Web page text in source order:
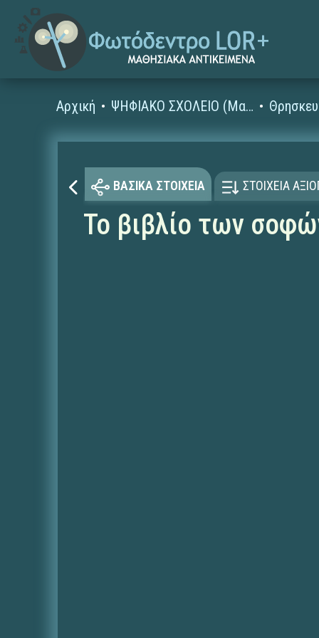
Αρχική ΨΗΦΙΑΚΟ ΣΧΟΛΕΙΟ (Μαθησιακά Αντικείμενα)
ΒΑΣΙΚΑ ΣΤΟΙΧΕΙΑ ΣΤΟΙΧΕΙΑ
Το βιβλίο των